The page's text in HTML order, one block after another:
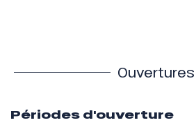
Ouvertures
Périodes d'ouverture